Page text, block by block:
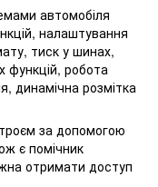
автомобіля
налаштування
тиск у шинах,
функцій, робота
динамічна розмітка
за допомогою
є помічник
отримати доступ